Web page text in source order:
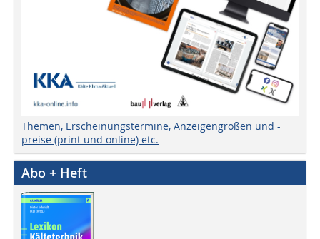
Themen, Erscheinungstermine, Anzeigengrößen und -
preise (print und online) etc.
Abo + Heft